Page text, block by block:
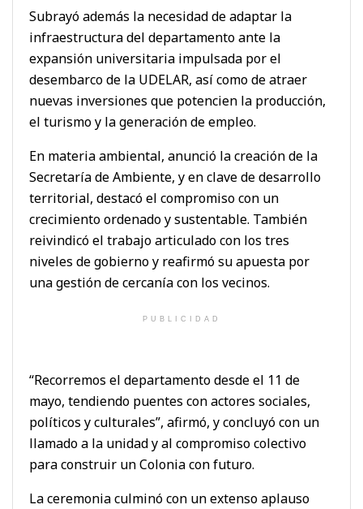
Subrayó además la necesidad de adaptar la
infraestructura del departamento ante la
expansión universitaria impulsada por el
desembarco de la UDELAR, así como de atraer
nuevas inversiones que potencien la producción,
el turismo y la generación de empleo.
En materia ambiental, anunció la creación de la
Secretaría de Ambiente, y en clave de desarrollo
territorial, destacó el compromiso con un
crecimiento ordenado y sustentable. También
reivindicó el trabajo articulado con los tres
niveles de gobierno y reafirmó su apuesta por
una gestión de cercanía con los vecinos.
PUBLICIDAD
“Recorremos el departamento desde el 11 de
mayo, tendiendo puentes con actores sociales,
políticos y culturales”, afirmó, y concluyó con un
llamado a la unidad y al compromiso colectivo
para construir un Colonia con futuro.
La ceremonia culminó con un extenso aplauso